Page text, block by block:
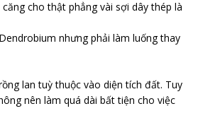
cho thật phẳng vài sợi dây thép là
nhưng phải làm luống thay
lan tuỳ thuộc vào diện tích đất. Tuy
nên làm quá dài bất tiện cho việc